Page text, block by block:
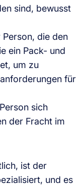
sind, bewusst
die den
ein Pack- und
um zu
für
sich
der Fracht im
ist der
und es